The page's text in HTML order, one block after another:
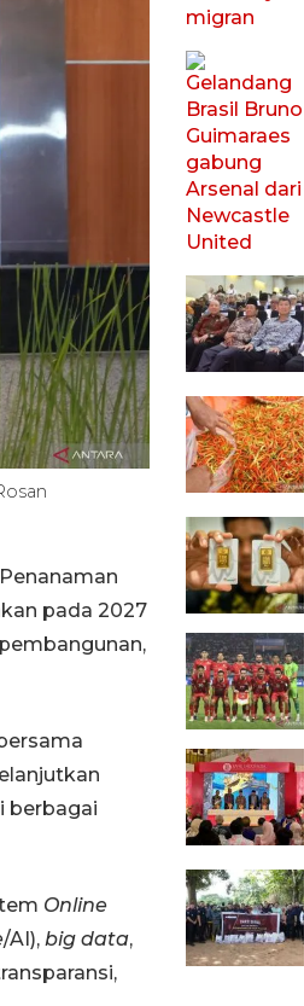
pada 2027
berbagai
Online
/AI), big data,